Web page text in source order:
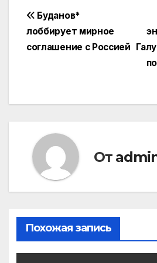
Навигация
по
Буданов*
лоббирует мирное
соглашение с Россией
От
Похожая запись